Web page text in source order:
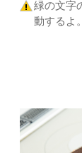
緑の文字
動するよ。